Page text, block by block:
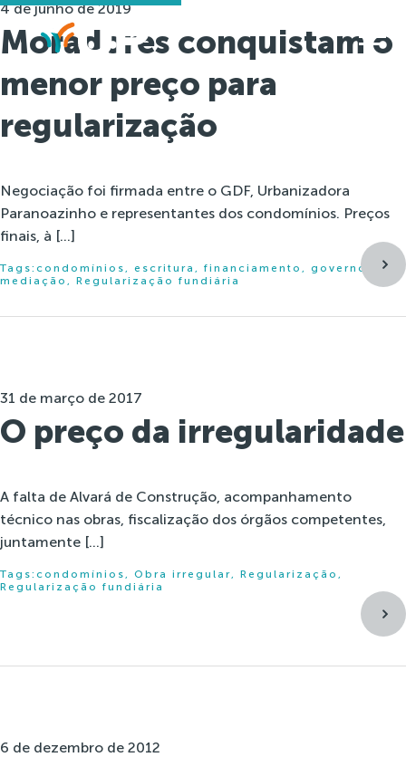
4 de junho de 2019
Moradores conquistam o
menor preço para
regularização
Negociação foi firmada entre o GDF, Urbanizadora
Paranoazinho e representantes dos condomínios. Preços
finais, à […]
Tags: condomínios, escritura , financiamento , governo
mediação , Regularização fundiária
31 de março de 2017
O preço da irregularidade
A falta de Alvará de Construção, acompanhamento
técnico nas obras, fiscalização dos órgãos competentes,
juntamente […]
Tags: condomínios, Obra irregular, Regularização ,
Regularização fundiária
6 de dezembro de 2012